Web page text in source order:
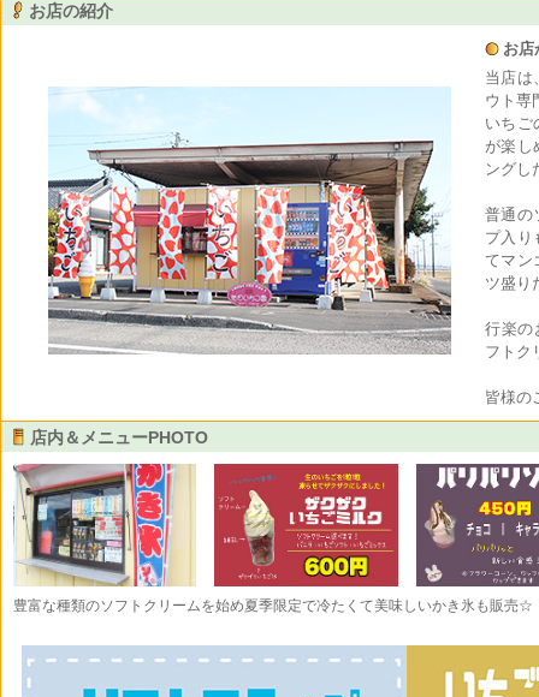
お店の紹介
お店
当店は
ウト専
いちご
が楽し
ングし
普通の
プ入り
てマン
ツ盛り
行楽の
フトク
皆様の
店内＆メニューPHOTO
豊富な種類のソフトクリームを始め夏季限定で冷たくて美味しいかき氷も販売☆